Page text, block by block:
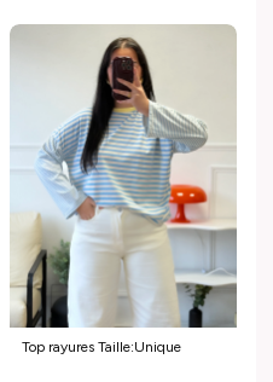
Top rayures Taille:Unique